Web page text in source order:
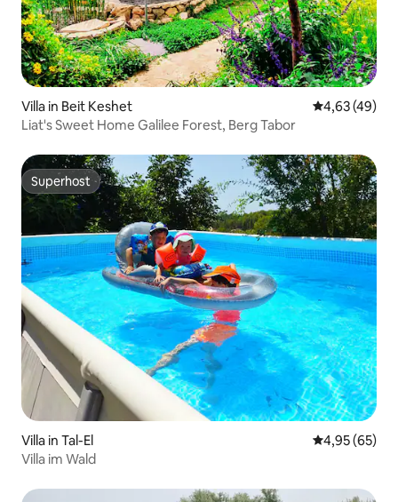
Villa in Beit Keshet
4,63 (49)
Liat's Sweet Home Galilee Forest, Berg Tabor
Superhost
Superhost
Villa in Tal-El
4,95 (65)
Villa im Wald